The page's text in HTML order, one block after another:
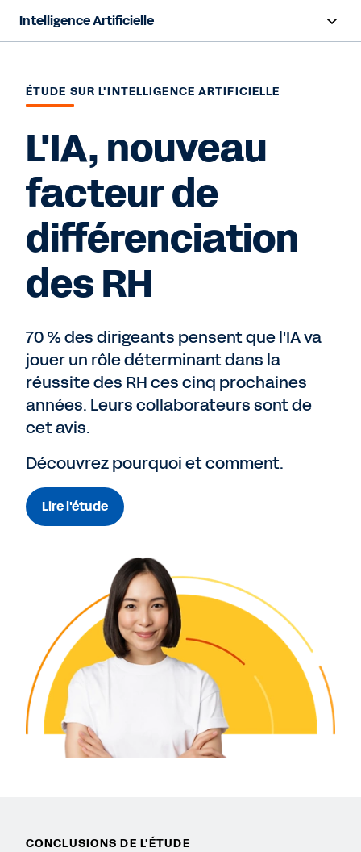
Intelligence Artificielle
Sana
Agent System of Record
Agents
IA responsable
Ressources
Nous contacter
ÉTUDE SUR L'INTELLIGENCE ARTIFICIELLE
L'IA, nouveau
facteur de
différenciation
des RH
70 % des dirigeants pensent que l'IA va
jouer un rôle déterminant dans la
réussite des RH ces cinq prochaines
années. Leurs collaborateurs sont de
cet avis.
Découvrez pourquoi et comment.
Lire l'étude
CONCLUSIONS DE L'ÉTUDE